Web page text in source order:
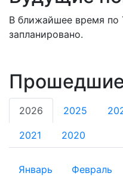
В ближайшее время по
запланировано.
2026 2025
2021 2020
Январь Февраль